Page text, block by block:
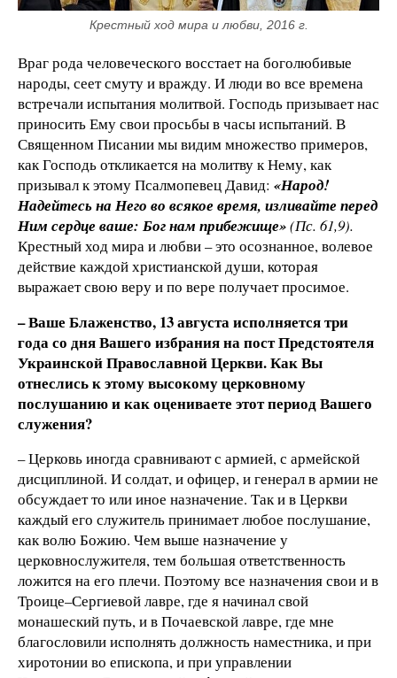
Крестный ход мира и любви, 2016 г.
Враг рода человеческого восстает на боголюбивые
народы, сеет смуту и вражду. И люди во все времена
встречали испытания молитвой. Господь призывает нас
приносить Ему свои просьбы в часы испытаний. В
Священном Писании мы видим множество примеров,
как Господь откликается на молитву к Нему, как
призывал к этому Псалмопевец Давид: «Народ!
Надейтесь на Него во всякое время, изливайте перед
Ним сердце ваше: Бог нам прибежище»(Пс. 61,9).
Крестный ход мира и любви – это осознанное, волевое
действие каждой христианской души, которая
выражает свою веру и по вере получает просимое.
– Ваше Блаженство, 13 августа исполняется три
года со дня Вашего избрания на пост Предстоятеля
Украинской Православной Церкви. Как Вы
отнеслись к этому высокому церковному
послушанию и как оцениваете этот период Вашего
служения?
– Церковь иногда сравнивают с армией, с армейской
дисциплиной. И солдат, и офицер, и генерал в армии не
обсуждает то или иное назначение. Так и в Церкви
каждый его служитель принимает любое послушание,
как волю Божию. Чем выше назначение у
церковнослужителя, тем большая ответственность
ложится на его плечи. Поэтому все назначения свои и в
Троице–Сергиевой лавре, где я начинал свой
монашеский путь, и в Почаевской лавре, где мне
благословили исполнять должность наместника, и при
хиротонии во епископа, и при управлении